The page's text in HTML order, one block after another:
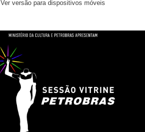
Ver versão para dispositivos móveis